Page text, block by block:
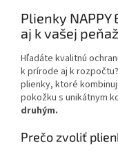
Plienky
aj k vašej
Hľadáte kvalitnú
k prírode aj k rozpočtu?
plienky, ktoré
pokožku s unikátnym
druhým.
Prečo zvoliť